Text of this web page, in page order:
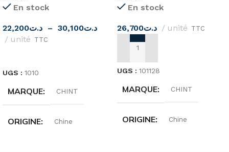
En stock
د.ت22,200 – د.ت30,100
unité TTC
UGS : 1010
MARQUE CHINT
ORIGINE Chine
En stock
د.ت26,700 unité TTC
AJOUTER AU PANIER
UGS : 101128
MARQUE CHINT
ORIGINE Chine